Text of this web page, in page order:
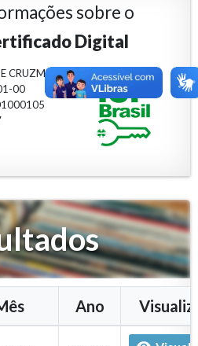
sobre o
Digital
CRUZMALTINA
00
Ano